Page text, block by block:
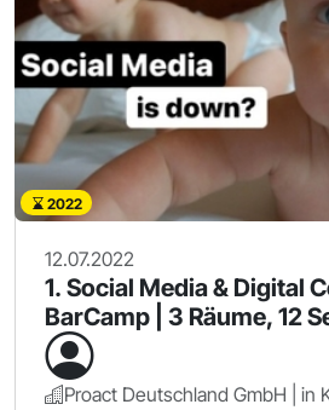
2022
12.07.2022
1. Social Media & Digital
BarCamp | 3 Räume, 12